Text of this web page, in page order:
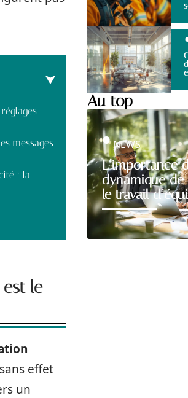
messages
: la
le
effet
un
Au top
L’importance
dynamique
le travail
NEWS